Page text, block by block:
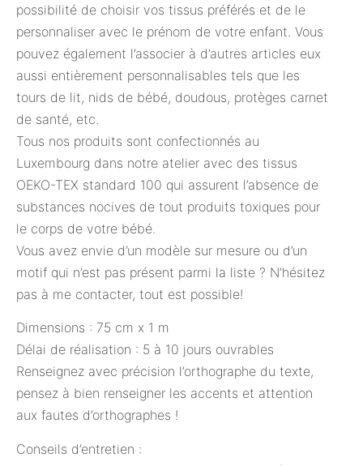
possibilité de choisir vos tissus préférés et de le
personnaliser avec le prénom de votre enfant. Vous
pouvez également l’associer à d’autres articles eux
aussi entièrement personnalisables tels que les
tours de lit, nids de bébé, doudous, protèges carnet
de santé, etc.
Tous nos produits sont confectionnés au
Luxembourg dans notre atelier avec des tissus
OEKO-TEX standard 100 qui assurent l’absence de
substances nocives de tout produits toxiques pour
le corps de votre bébé.
Vous avez envie d’un modèle sur mesure ou d’un
motif qui n’est pas présent parmi la liste ? N’hésitez
pas à me contacter, tout est possible!
Dimensions : 75 cm x 1 m
Délai de réalisation : 5 à 10 jours ouvrables
Renseignez avec précision l’orthographe du texte,
pensez à bien renseigner les accents et attention
aux fautes d’orthographes !
Conseils d’entretien :